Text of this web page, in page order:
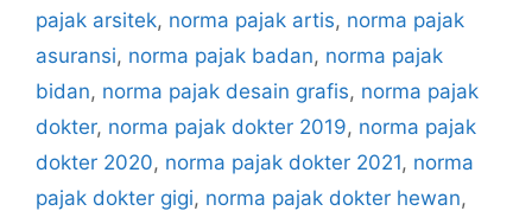
pajak arsitek, norma pajak artis, norma pajak
asuransi, norma pajak badan, norma pajak
bidan, norma pajak desain grafis, norma pajak
dokter, norma pajak dokter 2019, norma pajak
dokter 2020, norma pajak dokter 2021, norma
pajak dokter gigi, norma pajak dokter hewan,